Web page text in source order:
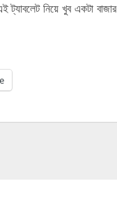
নিয়ে খুব একটা বাজার